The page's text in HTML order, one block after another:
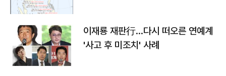
이재룡 재판行…다시 떠오른 연예계
'사고 후 미조치' 사례